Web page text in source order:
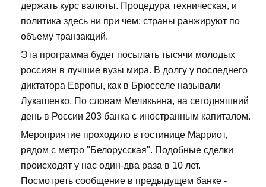
держать курс валюты. Процедура техническая, и
политика здесь ни при чем: страны ранжируют по
объему транзакций.
Эта программа будет посылать тысячи молодых
россиян в лучшие вузы мира. В долгу у последнего
диктатора Европы, как в Брюсселе называли
Лукашенко. По словам Меликьяна, на сегодняшний
день в России 203 банка с иностранным капиталом.
Мероприятие проходило в гостинице Марриот,
рядом с метро "Белорусская". Подобные сделки
происходят у нас один-два раза в 10 лет.
Посмотреть сообщение в предыдущем банке -